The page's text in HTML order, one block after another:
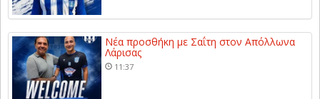
Νέα προσθήκη με Σαΐτη στον Απόλλωνα
Λάρισας
11:37